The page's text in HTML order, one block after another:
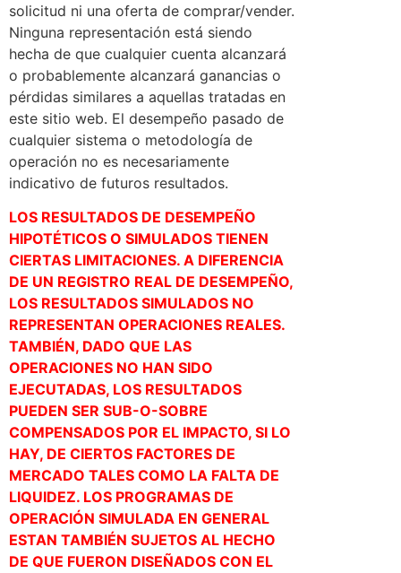
solicitud ni una oferta de comprar/vender.
Ninguna representación está siendo
hecha de que cualquier cuenta alcanzará
o probablemente alcanzará ganancias o
pérdidas similares a aquellas tratadas en
este sitio web. El desempeño pasado de
cualquier sistema o metodología de
operación no es necesariamente
indicativo de futuros resultados.
LOS RESULTADOS DE DESEMPEÑO
HIPOTÉTICOS O SIMULADOS TIENEN
CIERTAS LIMITACIONES. A DIFERENCIA
DE UN REGISTRO REAL DE DESEMPEÑO,
LOS RESULTADOS SIMULADOS NO
REPRESENTAN OPERACIONES REALES.
TAMBIÉN, DADO QUE LAS
OPERACIONES NO HAN SIDO
EJECUTADAS, LOS RESULTADOS
PUEDEN SER SUB-O-SOBRE
COMPENSADOS POR EL IMPACTO, SI LO
HAY, DE CIERTOS FACTORES DE
MERCADO TALES COMO LA FALTA DE
LIQUIDEZ. LOS PROGRAMAS DE
OPERACIÓN SIMULADA EN GENERAL
ESTAN TAMBIÉN SUJETOS AL HECHO
DE QUE FUERON DISEÑADOS CON EL